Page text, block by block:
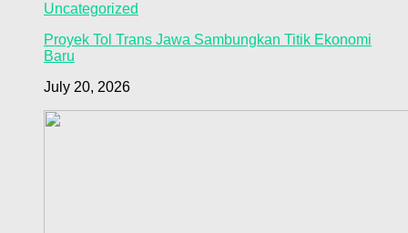
Uncategorized
Proyek Tol Trans Jawa Sambungkan Titik Ekonomi
Baru
July 20, 2026